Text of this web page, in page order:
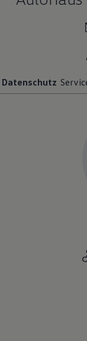
Datenschutz